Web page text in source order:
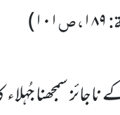
۱۸۹، ص۱۰۱)
سمجھنا